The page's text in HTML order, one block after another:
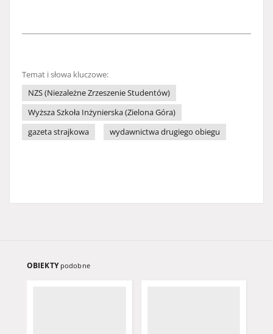
Temat i słowa kluczowe:
NZS (Niezależne Zrzeszenie Studentów)
Wyższa Szkoła Inżynierska (Zielona Góra)
gazeta strajkowa
wydawnictwa drugiego obiegu
OBIEKTY podobne